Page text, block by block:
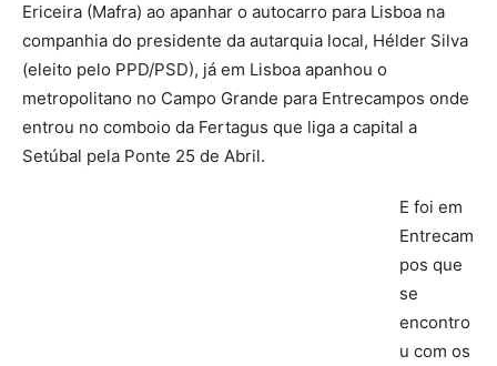
Ericeira (Mafra) ao apanhar o autocarro para Lisboa na
companhia do presidente da autarquia local, Hélder Silva
(eleito pelo PPD/PSD), já em Lisboa apanhou o
metropolitano no Campo Grande para Entrecampos onde
entrou no comboio da Fertagus que liga a capital a
Setúbal pela Ponte 25 de Abril.
E foi em
Entrecam
pos que
se
encontro
u com os